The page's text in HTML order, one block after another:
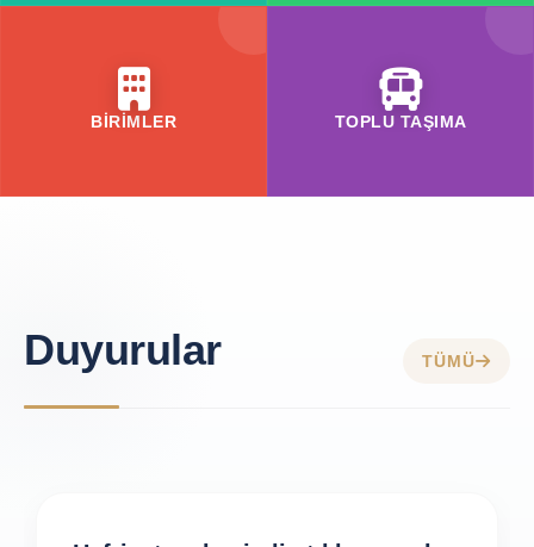
BİRİMLER TOPLU TAŞIMA
Duyurular TÜMÜ